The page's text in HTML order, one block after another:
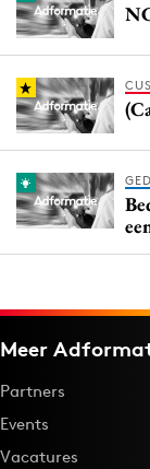
Meer
Partners
Events
Vacatures